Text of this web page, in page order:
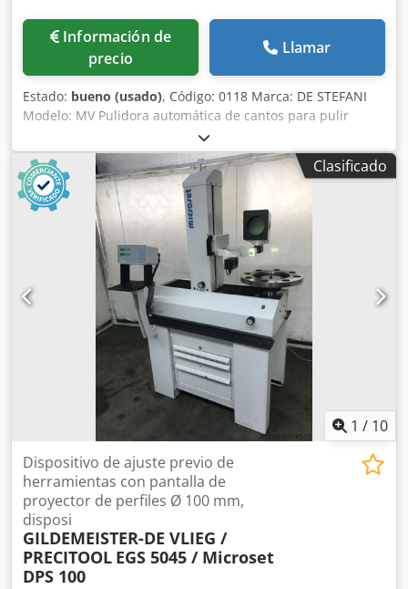
equipo, póngase en contacto por correo electrónico.
Información de
precio
Llamar
Estado: bueno (usado), Código: 0118 Marca: DE STEFANI
Modelo: MV Pulidora automática de cantos para pulir
poliéster, poliuretano y otras pinturas Características:
Sistema de tracción sobre orugas con patines de goma
Prensor superior manual con ruedas de goma Barra de
soporte ajustable para piezas anchas Composición: 1.er
grupo - 2 cepillos ajustables - Motor de 4 CV 2.º grupo - 1
cepillo - Motor de 2 CV Altura de la superficie de trabajo:
870 mm Velocidad de avance: de 5 a 25 m/min Longitud de
trabajo mín.: 150 mm Altura de trabajo mín./máx.: 10/100
mm Ancho de trabajo mín.: 50 mm Cabina de protección
Cjdpfx Ahowiv Dkokerf Cuadro eléctrico Dimensiones
totales: 2700 x 1000 x 1250 h (mm) Peso: 1500 kg
Clasificado
1 / 10
Dispositivo de ajuste previo de
herramientas con pantalla de
proyector de perfiles Ø 100 mm,
disposi
GILDEMEISTER-DE VLIEG /
PRECITOOL EGS 5045 / Microset
DPS 100